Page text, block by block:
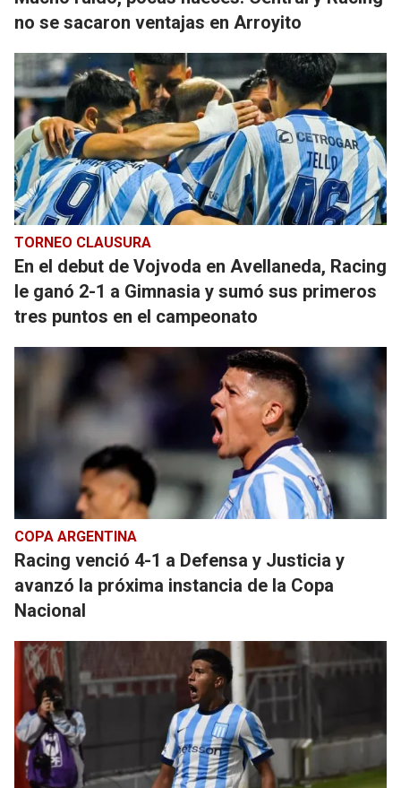
no se sacaron ventajas en Arroyito
TORNEO CLAUSURA
En el debut de Vojvoda en Avellaneda, Racing
le ganó 2-1 a Gimnasia y sumó sus primeros
tres puntos en el campeonato
COPA ARGENTINA
Racing venció 4-1 a Defensa y Justicia y
avanzó la próxima instancia de la Copa
Nacional